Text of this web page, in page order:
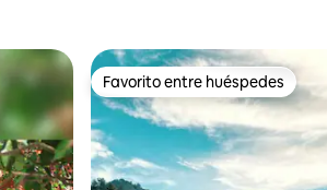
Favorito entre huéspedes
Favorito entre huéspedes